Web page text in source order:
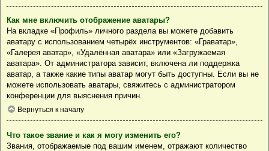
Как мне включить отображение аватары?
На вкладке «Профиль» личного раздела вы можете добавить
аватару с использованием четырёх инструментов: «Граватар»,
«Галерея аватар», «Удалённая аватара» или «Загружаемая
аватара». От администратора зависит, включена ли поддержка
аватар, а также какие типы аватар могут быть доступны. Если вы не
можете использовать аватары, свяжитесь с администратором
конференции для выяснения причин.
Вернуться к началу
Что такое звание и как я могу изменить его?
Звания, отображаемые под вашим именем, отражают количество